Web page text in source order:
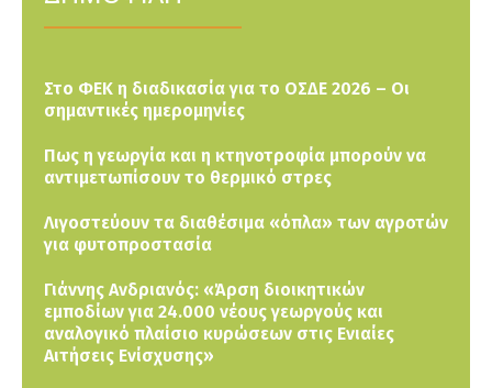
Στο ΦΕΚ η διαδικασία για το ΟΣΔΕ 2026 – Οι
σημαντικές ημερομηνίες
Πως η γεωργία και η κτηνοτροφία μπορούν να
αντιμετωπίσουν το θερμικό στρες
Λιγοστεύουν τα διαθέσιμα «όπλα» των αγροτών
για φυτοπροστασία
Γιάννης Ανδριανός: «Άρση διοικητικών
εμποδίων για 24.000 νέους γεωργούς και
αναλογικό πλαίσιο κυρώσεων στις Ενιαίες
Αιτήσεις Ενίσχυσης»